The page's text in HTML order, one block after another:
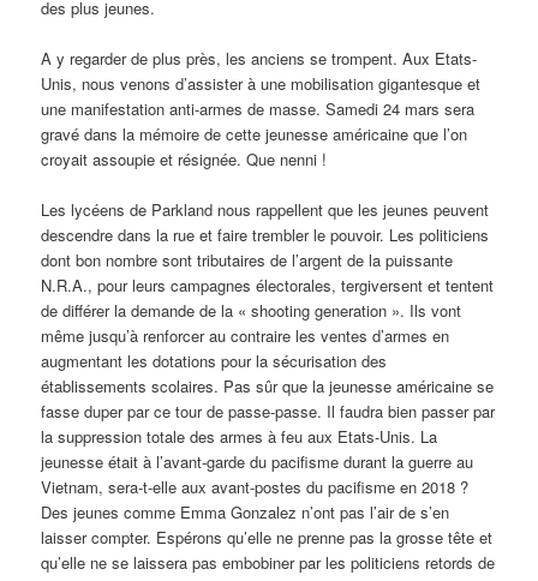
des plus jeunes.
A y regarder de plus près, les anciens se trompent. Aux Etats-
Unis, nous venons d’assister à une mobilisation gigantesque et
une manifestation anti-armes de masse. Samedi 24 mars sera
gravé dans la mémoire de cette jeunesse américaine que l’on
croyait assoupie et résignée. Que nenni !
Les lycéens de Parkland nous rappellent que les jeunes peuvent
descendre dans la rue et faire trembler le pouvoir. Les politiciens
dont bon nombre sont tributaires de l’argent de la puissante
N.R.A., pour leurs campagnes électorales, tergiversent et tentent
de différer la demande de la « shooting generation ». Ils vont
même jusqu’à renforcer au contraire les ventes d’armes en
augmentant les dotations pour la sécurisation des
établissements scolaires. Pas sûr que la jeunesse américaine se
fasse duper par ce tour de passe-passe. Il faudra bien passer par
la suppression totale des armes à feu aux Etats-Unis. La
jeunesse était à l’avant-garde du pacifisme durant la guerre au
Vietnam, sera-t-elle aux avant-postes du pacifisme en 2018 ?
Des jeunes comme Emma Gonzalez n’ont pas l’air de s’en
laisser compter. Espérons qu’elle ne prenne pas la grosse tête et
qu’elle ne se laissera pas embobiner par les politiciens retords de